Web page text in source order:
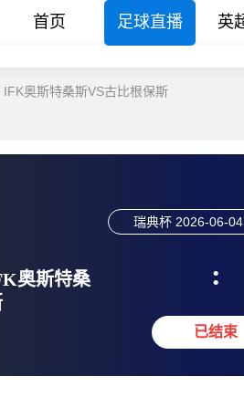
首页 足球直播 英
IFK奥斯特桑斯VS古比根保斯
奥斯特桑
瑞典杯 2026-06-
:
已结束